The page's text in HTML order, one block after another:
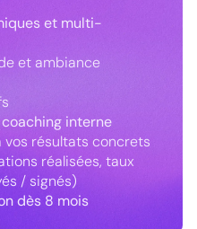
et multi-
et ambiance
interne
vos résultats concrets
réalisées, taux
/ signés)
dès 8 mois